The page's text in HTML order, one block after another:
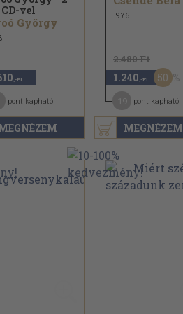
CD-vel
György
,-Ft
pont kapható
MEGNÉZEM
1976
2.480 Ft
1.240 ,-Ft 50
pont kapható